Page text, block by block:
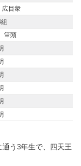
広目衆
筆頭
う3年生で、四天王